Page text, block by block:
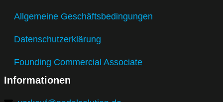
Allgemeine Geschäftsbedingungen
Datenschutzerklärung
Founding Commercial Associate
Informationen